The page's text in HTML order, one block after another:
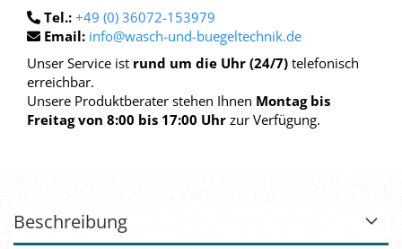
Tel.: +49 (0) 36072-153979
Email: info@wasch-und-buegeltechnik.de
Unser Service ist rund um die Uhr (24/7) telefonisch
erreichbar.
Unsere Produktberater stehen Ihnen Montag bis
Freitag von 8:00 bis 17:00 Uhr zur Verfügung.
Beschreibung